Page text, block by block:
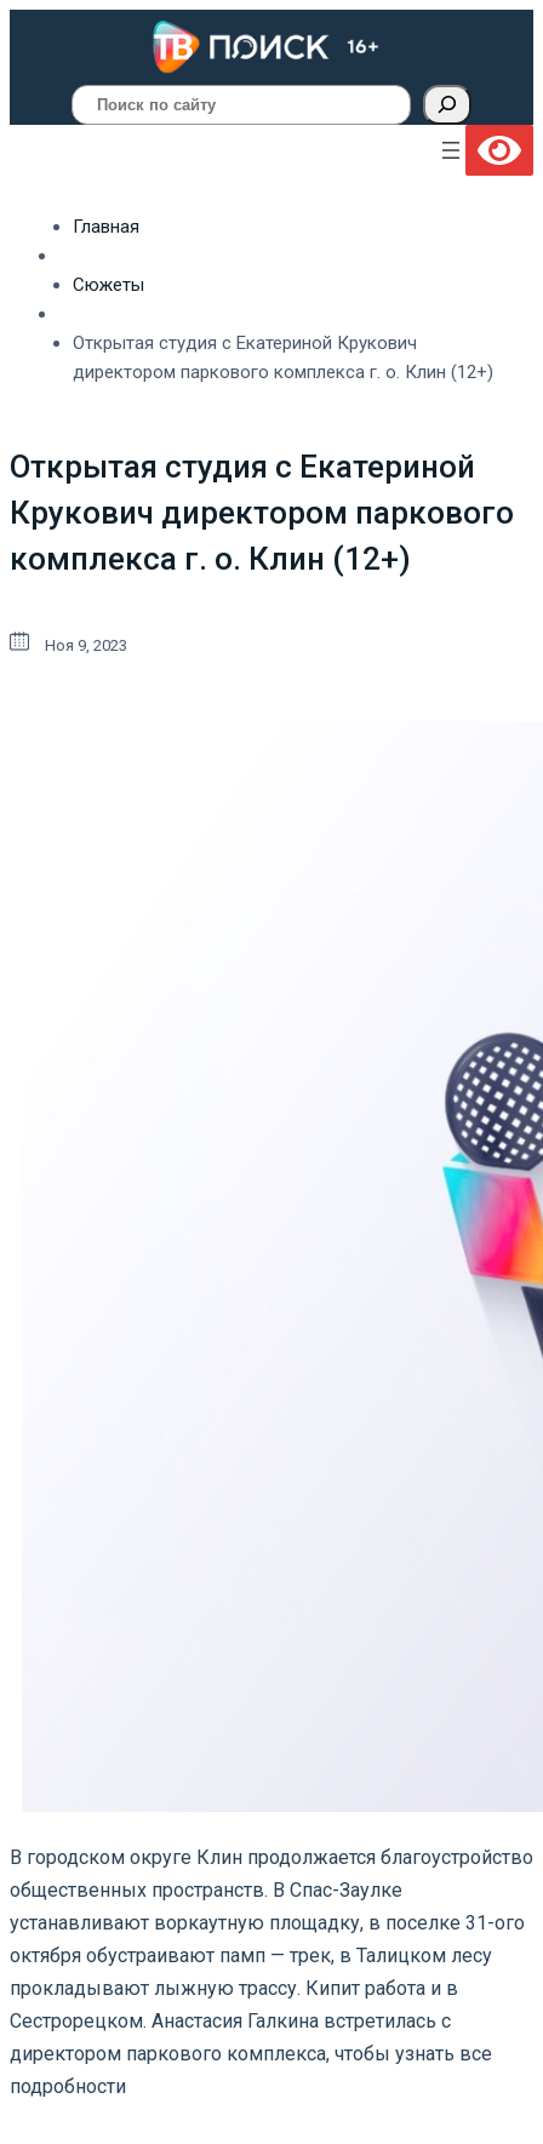
Поиск
Главная
Сюжеты
Открытая студия с Екатериной Крукович
директором паркового комплекса г. о. Клин (12+)
Открытая студия с Екатериной
Крукович директором паркового
комплекса г. о. Клин (12+)
Ноя 9, 2023
В городском округе Клин продолжается благоустройство
общественных пространств. В Спас-Заулке
устанавливают воркаутную площадку, в поселке 31-ого
октября обустраивают памп — трек, в Талицком лесу
прокладывают лыжную трассу. Кипит работа и в
Сестрорецком. Анастасия Галкина встретилась с
директором паркового комплекса, чтобы узнать все
подробности